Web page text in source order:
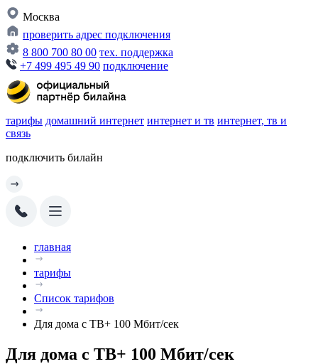
Москва
проверить адрес подключения
8 800 700 80 00 тех. поддержка
+7 499 495 49 90 подключение
тарифы домашний интернет интернет и тв интернет, тв и
связь
подключить билайн
главная
тарифы
Список тарифов
Для дома с ТВ+ 100 Мбит/сек
Для дома с ТВ+ 100 Мбит/сек